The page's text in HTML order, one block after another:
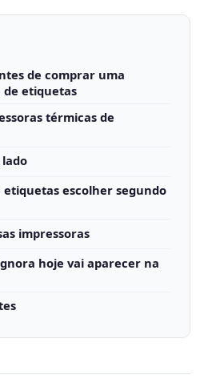
de comprar uma
etiquetas
térmicas de
etiquetas escolher segundo
impressoras
hoje vai aparecer na